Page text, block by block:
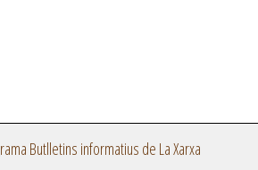
Butlletins informatius de La Xarxa